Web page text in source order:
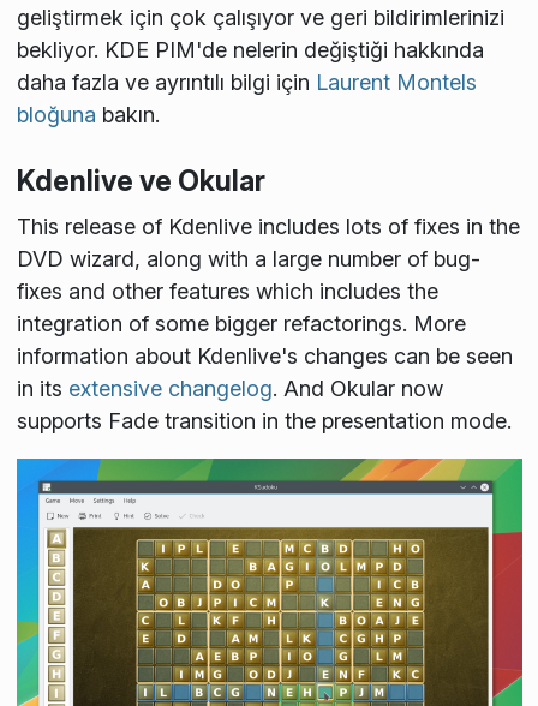
geliştirmek için çok çalışıyor ve geri bildirimlerinizi
bekliyor. KDE PIM'de nelerin değiştiği hakkında
daha fazla ve ayrıntılı bilgi için Laurent Montels
bloğuna bakın.
Kdenlive ve Okular
This release of Kdenlive includes lots of fixes in the
DVD wizard, along with a large number of bug-
fixes and other features which includes the
integration of some bigger refactorings. More
information about Kdenlive's changes can be seen
in its extensive changelog. And Okular now
supports Fade transition in the presentation mode.